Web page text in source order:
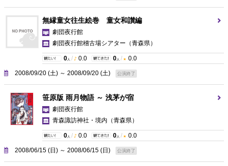
無縁童女往生絵巻 童女和讃編
劇団夜行館
劇団夜行館稽古場シアター （青森県）
0 人 / 0.0 0 人 / 0.0
2008/09/20 (土) ～ 2008/09/20 (土) 公演終了
笹原版 雨月物語 ～ 浅茅が宿
劇団夜行館
青森諏訪神社・境内 （青森県）
0 人 / 0.0 0 人 / 0.0
2008/06/15 (日) ～ 2008/06/15 (日) 公演終了